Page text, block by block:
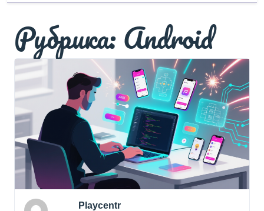
Рубрика:Android
Playcentr